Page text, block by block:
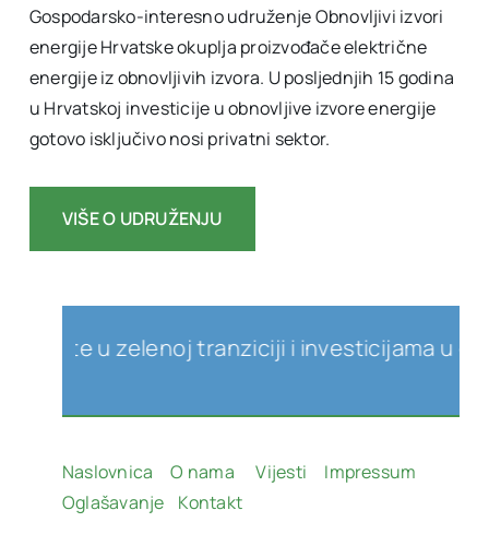
Gospodarsko-interesno udruženje Obnovljivi izvori
energije Hrvatske okuplja proizvođače električne
energije iz obnovljivih izvora. U posljednjih 15 godina
u Hrvatskoj investicije u obnovljive izvore energije
gotovo isključivo nosi privatni sektor.
VIŠE O UDRUŽENJU
u zelenoj tranziciji i investicijama u
Naslovnica O nama Vijesti
Impressum
Oglašavanje
Kontakt